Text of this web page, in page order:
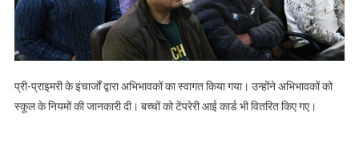
प्री-प्राइमरी के इंचार्जों द्वारा अभिभावकों का स्वागत किया गया। उन्होंने अभिभावकों को
स्कूल के नियमों की जानकारी दी। बच्चों को टेंपरेरी आई कार्ड भी वितरित किए गए।